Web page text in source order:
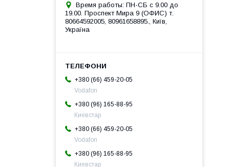
Время работы: ПН-СБ с 9.00 до
19.00. Проспект Мира 9 (ОФИС) т.
80664592005, 80961658895., Київ,
Україна
+380 (66) 459-20-05
Vodafon
+380 (96) 165-88-95
Киевстар
+380 (66) 459-20-05
Vodafon
+380 (96) 165-88-95
Киевстар